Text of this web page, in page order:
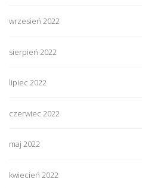
wrzesień 2022
sierpień 2022
lipiec 2022
czerwiec 2022
maj 2022
kwiecień 2022